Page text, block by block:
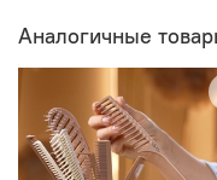
Аналогичные